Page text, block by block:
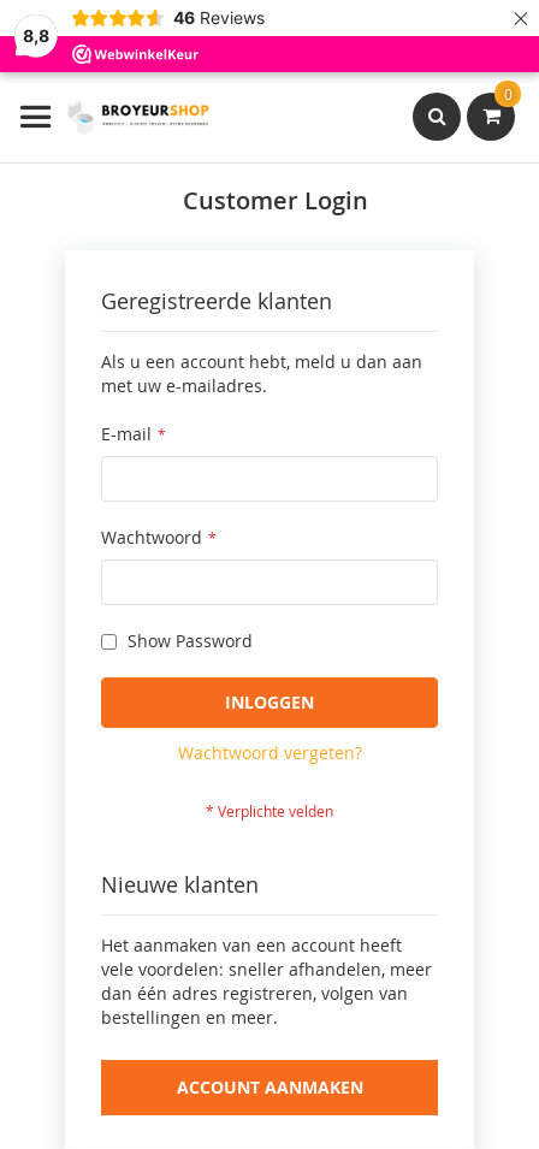
8,8
46 Reviews ×
Ga
naar
de
0
Search
Customer Login
Geregistreerde klanten
Als u een account hebt, meld u dan aan
met uw e-mailadres.
E-mail
Wachtwoord
Show Password
INLOGGEN
Wachtwoord vergeten?
Nieuwe klanten
Het aanmaken van een account heeft
vele voordelen: sneller afhandelen, meer
dan één adres registreren, volgen van
bestellingen en meer.
ACCOUNT AANMAKEN